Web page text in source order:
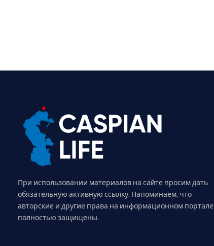
При использовании материалов на сайте просим дать
обязательную активную ссылку. Напоминаем, что
авторские и другие права на информационном портале
полностью защищены.